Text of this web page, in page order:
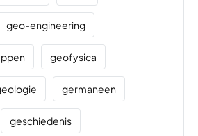
geo-engineering
geofysica
germaneen
geschiedenis